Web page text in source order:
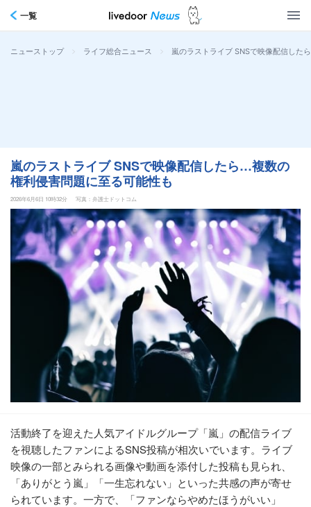
一覧
ニューストップ > ライフ総合ニュース > 嵐のラストライブ SNSで映像配信した
嵐のラストライブ SNSで映像配信したら…複数の
権利侵害問題に至る可能性も
2026年6月6日 10時32分 写真：弁護士ドットコム
活動終了を迎えた人気アイドルグループ「嵐」の配信ライブ
を視聴したファンによるSNS投稿が相次いでいます。ライブ
映像の一部とみられる画像や動画を添付した投稿も見られ、
「ありがとう嵐」「一生忘れない」といった共感の声が寄せ
られています。一方で、「ファンならやめたほうがいい」